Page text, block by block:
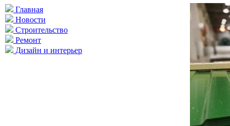
Главная
Новости
Строительство
Ремонт
Дизайн и интерьер